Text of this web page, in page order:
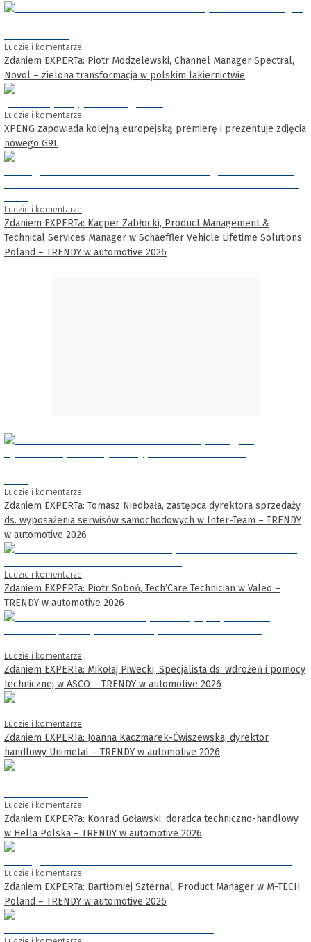
Ludzie i komentarze
Zdaniem EXPERTa: Piotr Modzelewski, Channel Manager Spectral,
Novol – zielona transformacja w polskim lakiernictwie
Ludzie i komentarze
XPENG zapowiada kolejną europejską premierę i prezentuje zdjęcia
nowego G9L
Ludzie i komentarze
Zdaniem EXPERTa: Kacper Zabłocki, Product Management &
Technical Services Manager w Schaeffler Vehicle Lifetime Solutions
Poland – TRENDY w automotive 2026
Ludzie i komentarze
Zdaniem EXPERTa: Tomasz Niedbała, zastępca dyrektora sprzedaży
ds. wyposażenia serwisów samochodowych w Inter-Team – TRENDY
w automotive 2026
Ludzie i komentarze
Zdaniem EXPERTa: Piotr Soboń, Tech’Care Technician w Valeo –
TRENDY w automotive 2026
Ludzie i komentarze
Zdaniem EXPERTa: Mikołaj Piwecki, Specjalista ds. wdrożeń i pomocy
technicznej w ASCO – TRENDY w automotive 2026
Ludzie i komentarze
Zdaniem EXPERTa: Joanna Kaczmarek-Ćwiszewska, dyrektor
handlowy Unimetal – TRENDY w automotive 2026
Ludzie i komentarze
Zdaniem EXPERTa: Konrad Goławski, doradca techniczno-handlowy
w Hella Polska – TRENDY w automotive 2026
Ludzie i komentarze
Zdaniem EXPERTa: Bartłomiej Szternal, Product Manager w M-TECH
Poland – TRENDY w automotive 2026